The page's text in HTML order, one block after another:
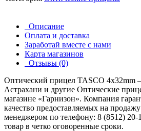
Описание
Оплата и доставка
Заработай вместе с нами
Карта магазинов
Отзывы (0)
Оптический прицел TASCO 4х32mm
Астрахани и другие Оптические
магазине «Гарнизон». Компания
качество предоставляемых на
менеджером по телефону: 8 (8512)
товар в четко оговоренные сроки.